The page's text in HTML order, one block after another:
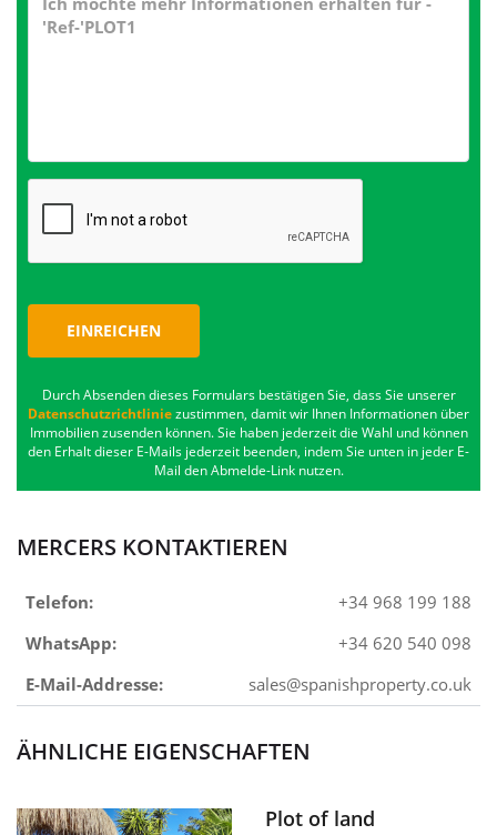
EINREICHEN
Durch Absenden dieses Formulars bestätigen Sie, dass Sie unserer
Datenschutzrichtliniezustimmen, damit wir Ihnen Informationen über
Immobilien zusenden können. Sie haben jederzeit die Wahl und können
den Erhalt dieser E-Mails jederzeit beenden, indem Sie unten in jeder E-
Mail den Abmelde-Link nutzen.
MERCERS KONTAKTIEREN
Telefon:
+34 968 199 188
WhatsApp:
+34 620 540 098
E-Mail-Addresse:
sales@spanishproperty.co.uk
ÄHNLICHE EIGENSCHAFTEN
Plot of land